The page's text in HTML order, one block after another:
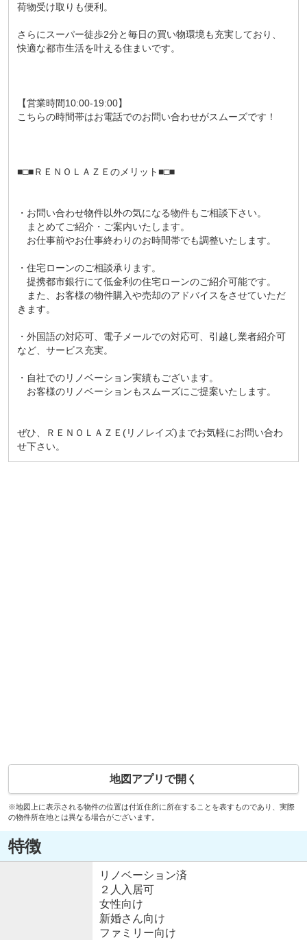
荷物受け取りも便利。
さらにスーパー徒歩2分と毎日の買い物環境も充実しており、
快適な都市生活を叶える住まいです。
【営業時間10:00-19:00】
こちらの時間帯はお電話でのお問い合わせがスムーズです！
■□■ＲＥＮＯＬＡＺＥのメリット■□■
・お問い合わせ物件以外の気になる物件もご相談下さい。
まとめてご紹介・ご案内いたします。
お仕事前やお仕事終わりのお時間帯でも調整いたします。
・住宅ローンのご相談承ります。
提携都市銀行にて低金利の住宅ローンのご紹介可能です。
また、お客様の物件購入や売却のアドバイスをさせていただ
きます。
・外国語の対応可、電子メールでの対応可、引越し業者紹介可
など、サービス充実。
・自社でのリノベーション実績もございます。
お客様のリノベーションもスムーズにご提案いたします。
ぜひ、ＲＥＮＯＬＡＺＥ(リノレイズ)までお気軽にお問い合わ
せ下さい。
地図アプリで開く
※地図上に表示される物件の位置は付近住所に所在することを表すものであり、実際
の物件所在地とは異なる場合がございます。
特徴
リノベーション済
２人入居可
女性向け
新婚さん向け
ファミリー向け